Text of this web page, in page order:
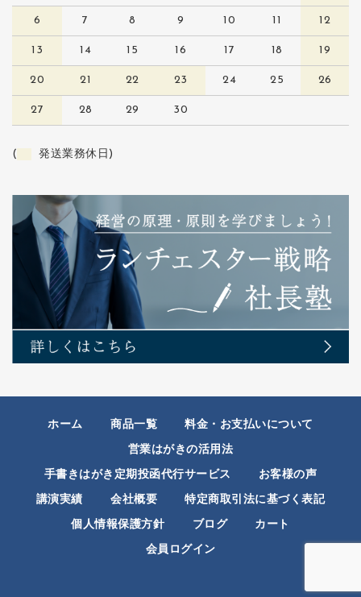
6 7 8 9 10 11 12
13 14 15 16 17 18 19
20 21 22 23 24 25 26
27 28 29 30
( 発送業務休日)
ホーム 商品一覧 料金・お支払いについて
営業はがきの活用法
手書きはがき定期投函代行サービス お客様の声
講演実績 会社概要 特定商取引法に基づく表記
個人情報保護方針 ブログ カート
会員ログイン